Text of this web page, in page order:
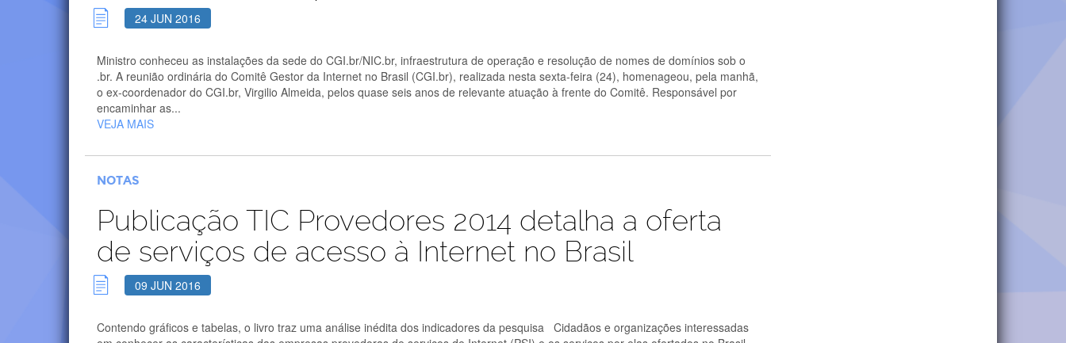
24 JUN 2016
Ministro conheceu as instalações da sede do CGI.br/NIC.br, infraestrutura de operação e resolução de nomes de domínios sob o
.br. A reunião ordinária do Comitê Gestor da Internet no Brasil (CGI.br), realizada nesta sexta-feira (24), homenageou, pela manhã,
o ex-coordenador do CGI.br, Virgilio Almeida, pelos quase seis anos de relevante atuação à frente do Comitê. Responsável por
encaminhar as...
VEJA MAIS
NOTAS
Publicação TIC Provedores 2014 detalha a oferta
de serviços de acesso à Internet no Brasil
09 JUN 2016
Contendo gráficos e tabelas, o livro traz uma análise inédita dos indicadores da pesquisa Cidadãos e organizações interessadas